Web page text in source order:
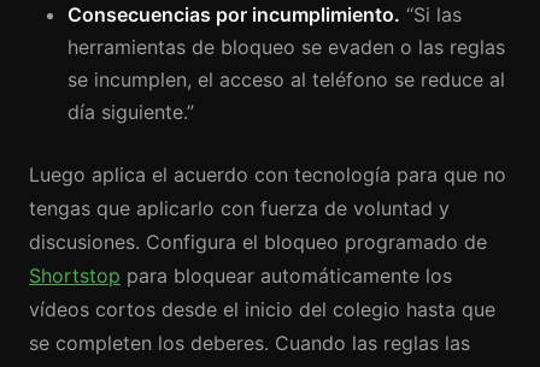
Consecuencias por incumplimiento. “Si las
herramientas de bloqueo se evaden o las reglas
se incumplen, el acceso al teléfono se reduce al
día siguiente.”
Luego aplica el acuerdo con tecnología para que no
tengas que aplicarlo con fuerza de voluntad y
discusiones. Configura el bloqueo programado de
Shortstop para bloquear automáticamente los
vídeos cortos desde el inicio del colegio hasta que
se completen los deberes. Cuando las reglas las